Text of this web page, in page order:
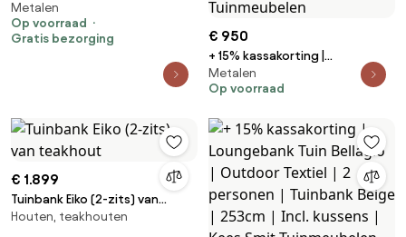
loungebank - donker grijs
Metalen
Op voorraad
Gratis bezorging
€ 950
+ 15% kassakorting |
Loungebank Tuin Bellagio |
Aluminium | 2 personen |
kussens | Kees Smit
Tuinmeubelen
Metalen
Op voorraad
€ 1.899
Tuinbank Eiko (2-zits) van
teakhout
Houten, teakhouten